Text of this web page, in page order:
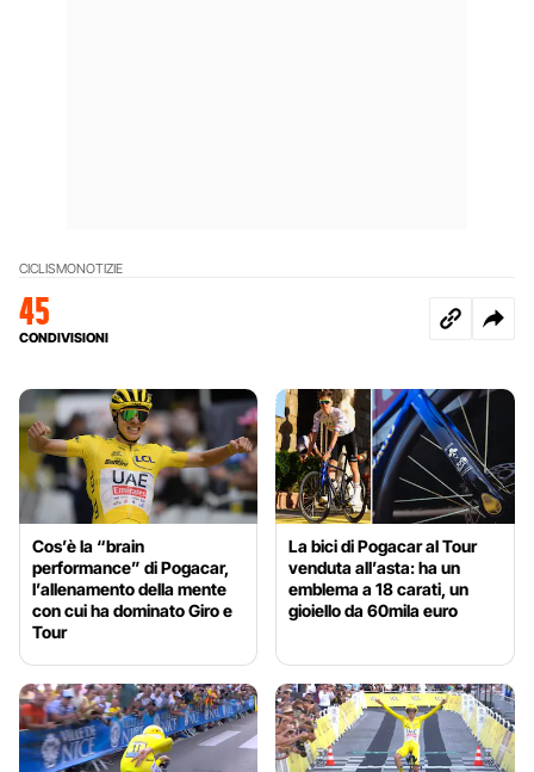
CICLISMONOTIZIE
45
CONDIVISIONI
Cos’è la “brain
performance” di Pogacar,
l’allenamento della mente
con cui ha dominato Giro e
Tour
La bici di Pogacar al Tour
venduta all’asta: ha un
emblema a 18 carati, un
gioiello da 60mila euro